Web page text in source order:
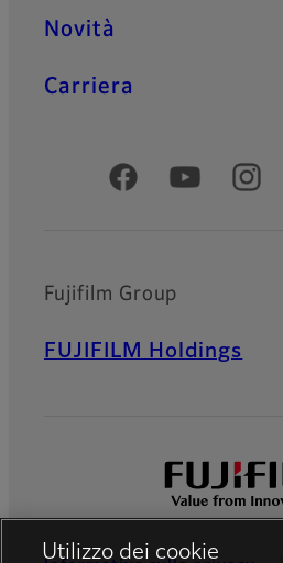
Novità
Carriera
Social media ufficiali
Fujifilm Group
FUJIFILM Holdings
Utilizzo dei cookie